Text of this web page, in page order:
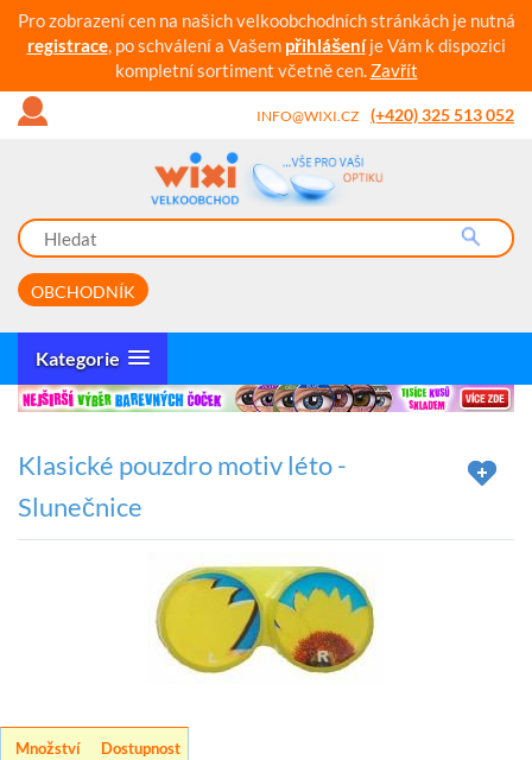
Pro zobrazení cen na našich velkoobchodních stránkách je nutná
registrace, po schválení a Vašem přihlášeníje Vám k dispozici
kompletní sortiment včetně cen. Zavřít
INFO@WIXI.CZ (+420) 325 513 052
OBCHODNÍK
Kategorie
Klasické pouzdro motiv léto -
Slunečnice
Množství Dostupnost